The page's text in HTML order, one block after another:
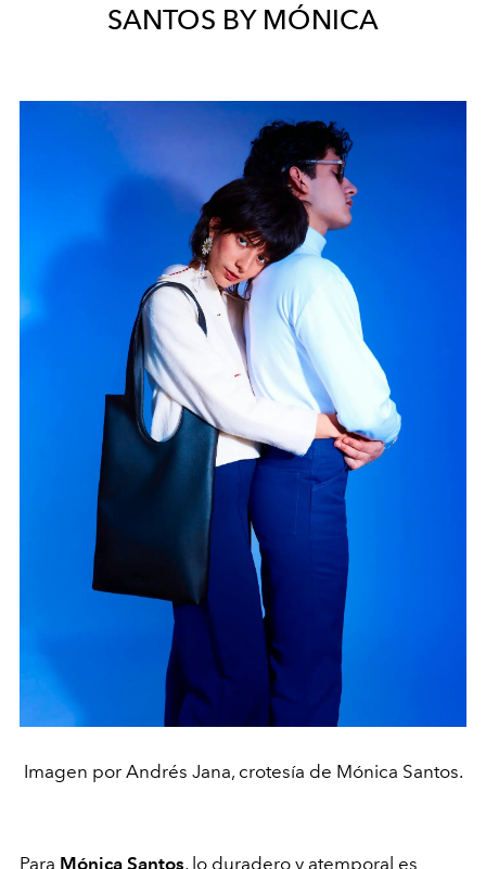
SANTOS BY MÓNICA
Imagen por Andrés Jana, crotesía de Mónica Santos.
Para Mónica Santos, lo duradero y atemporal es